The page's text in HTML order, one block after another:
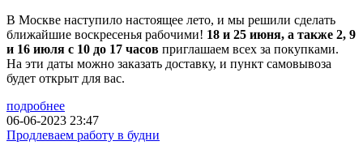
В Москве наступило настоящее лето, и мы решили сделать
ближайшие воскресенья рабочими! 18 и 25 июня, а также 2, 9
и 16 июля с 10 до 17 часов приглашаем всех за покупками.
На эти даты можно заказать доставку, и пункт самовывоза
будет открыт для вас.
подробнее
06-06-2023 23:47
Продлеваем работу в будни